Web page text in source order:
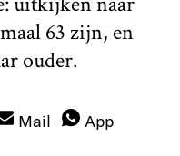
63 zijn, en
ouder.
Mail App